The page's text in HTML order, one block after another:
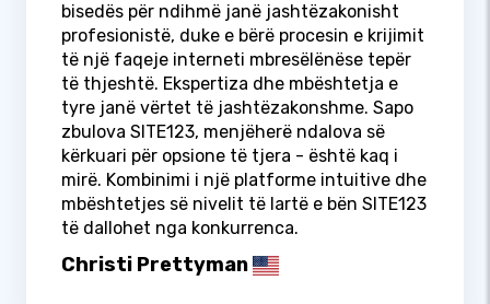
bisedës për ndihmë janë jashtëzakonisht
profesionistë, duke e bërë procesin e krijimit
të një faqeje interneti mbresëlënëse tepër
të thjeshtë. Ekspertiza dhe mbështetja e
tyre janë vërtet të jashtëzakonshme. Sapo
zbulova SITE123, menjëherë ndalova së
kërkuari për opsione të tjera - është kaq i
mirë. Kombinimi i një platforme intuitive dhe
mbështetjes së nivelit të lartë e bën SITE123
të dallohet nga konkurrenca.
Christi Prettyman